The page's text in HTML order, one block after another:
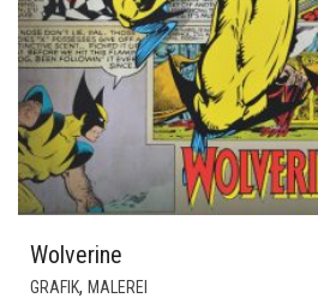
Wolverine
GRAFIK, MALEREI